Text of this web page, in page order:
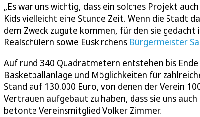
„Es war uns wichtig, dass ein solches Projekt
Kids vielleicht eine Stunde Zeit. Wenn die Stadt
dem Zweck zugute kommen, für den sie
Realschülern sowie Euskirchens Bürgermeister
Auf rund 340 Quadratmetern entstehen bis
Basketballanlage und Möglichkeiten für
Stand auf 130.000 Euro, von denen der Verein
Vertrauen aufgebaut zu haben, dass sie uns
betonte Vereinsmitglied Volker Zimmer.